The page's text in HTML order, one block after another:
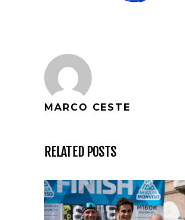
MARCO CESTE
RELATED POSTS